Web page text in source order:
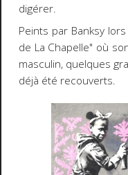
digérer.
Peints par Banksy
de La Chapelle" où
masculin, quelques
déjà été recouverts.